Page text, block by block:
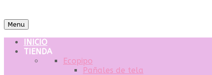
Menu
INICIO
TIENDA
Ecopipo
Pañales de tela